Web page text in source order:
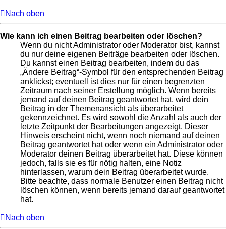
Nach oben
Wie kann ich einen Beitrag bearbeiten oder löschen?
Wenn du nicht Administrator oder Moderator bist, kannst
du nur deine eigenen Beiträge bearbeiten oder löschen.
Du kannst einen Beitrag bearbeiten, indem du das
„Ändere Beitrag“-Symbol für den entsprechenden Beitrag
anklickst; eventuell ist dies nur für einen begrenzten
Zeitraum nach seiner Erstellung möglich. Wenn bereits
jemand auf deinen Beitrag geantwortet hat, wird dein
Beitrag in der Themenansicht als überarbeitet
gekennzeichnet. Es wird sowohl die Anzahl als auch der
letzte Zeitpunkt der Bearbeitungen angezeigt. Dieser
Hinweis erscheint nicht, wenn noch niemand auf deinen
Beitrag geantwortet hat oder wenn ein Administrator oder
Moderator deinen Beitrag überarbeitet hat. Diese können
jedoch, falls sie es für nötig halten, eine Notiz
hinterlassen, warum dein Beitrag überarbeitet wurde.
Bitte beachte, dass normale Benutzer einen Beitrag nicht
löschen können, wenn bereits jemand darauf geantwortet
hat.
Nach oben